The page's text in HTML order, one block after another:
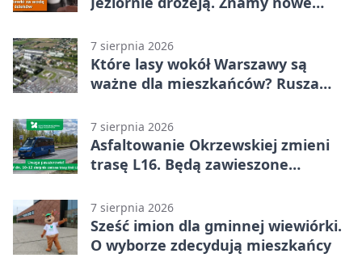
7 sierpnia 2026
Które lasy wokół Warszawy są
ważne dla mieszkańców? Rusza
7 sierpnia 2026
Asfaltowanie Okrzewskiej zmieni
trasę L16. Będą zawieszone
7 sierpnia 2026
Sześć imion dla gminnej wiewiórki.
O wyborze zdecydują mieszkańcy